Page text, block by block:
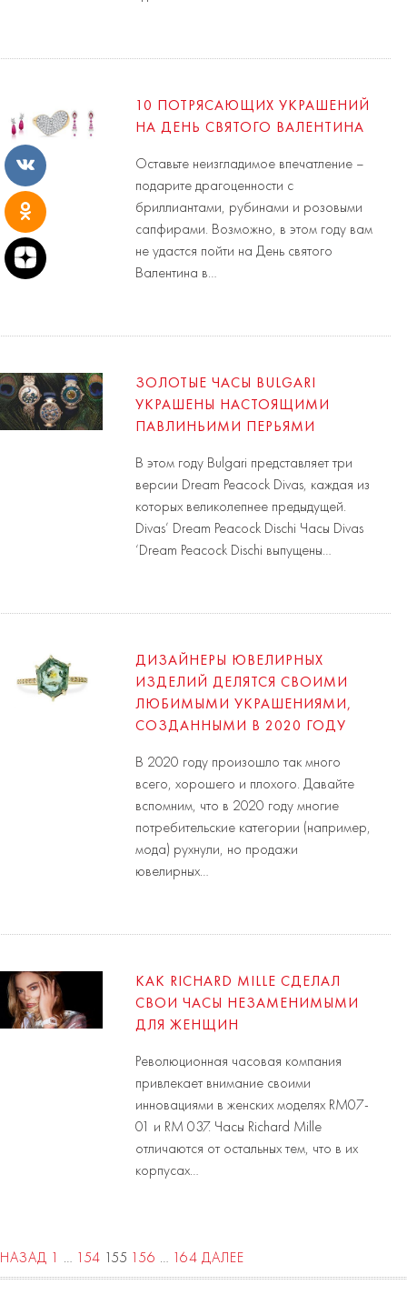
10 ПОТРЯСАЮЩИХ УКРАШЕНИЙ
НА ДЕНЬ СВЯТОГО ВАЛЕНТИНА
Оставьте неизгладимое впечатление –
подарите драгоценности с
бриллиантами, рубинами и розовыми
сапфирами. Возможно, в этом году вам
не удастся пойти на День святого
Валентина в…
ЗОЛОТЫЕ ЧАСЫ BULGARI
УКРАШЕНЫ НАСТОЯЩИМИ
ПАВЛИНЬИМИ ПЕРЬЯМИ
В этом году Bulgari представляет три
версии Dream Peacock Divas, каждая из
которых великолепнее предыдущей.
Divas’ Dream Peacock Dischi Часы Divas
‘Dream Peacock Dischi выпущены…
ДИЗАЙНЕРЫ ЮВЕЛИРНЫХ
ИЗДЕЛИЙ ДЕЛЯТСЯ СВОИМИ
ЛЮБИМЫМИ УКРАШЕНИЯМИ,
СОЗДАННЫМИ В 2020 ГОДУ
В 2020 году произошло так много
всего, хорошего и плохого. Давайте
вспомним, что в 2020 году многие
потребительские категории (например,
мода) рухнули, но продажи
ювелирных…
КАК RICHARD MILLE СДЕЛАЛ
СВОИ ЧАСЫ НЕЗАМЕНИМЫМИ
ДЛЯ ЖЕНЩИН
Революционная часовая компания
привлекает внимание своими
инновациями в женских моделях RM07-
01 и RM 037. Часы Richard Mille
отличаются от остальных тем, что в их
корпусах…
НАЗАД 1 … 154 155 156 … 164 ДАЛЕЕ